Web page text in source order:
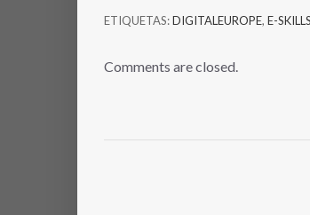
ETIQUETAS:DIGITALEUROPE, E-
Comments are closed.